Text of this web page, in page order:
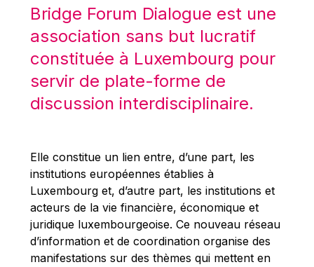
Mario Centeno
Mario Monti
Maroš ŠEFČOVIČ
Martin Bailey
Martine Reicherts
Michael Sohlman
Michel Goedert
Mireille Delmas-Marty
Nobuo Tanaka
Otmar Issing
Bridge Forum Dialogue est une
association sans but lucratif
constituée à Luxembourg pour
servir de plate-forme de
discussion interdisciplinaire.
Elle constitue un lien entre, d’une part, les
institutions européennes établies à
Luxembourg et, d’autre part, les institutions et
acteurs de la vie financière, économique et
juridique luxembourgeoise. Ce nouveau réseau
d’information et de coordination organise des
manifestations sur des thèmes qui mettent en